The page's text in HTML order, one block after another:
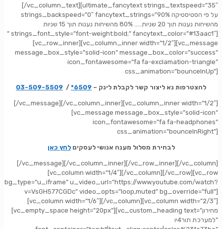
[/vc_column_text][ultimate_fancytext strings_textspeed=”35″
strings_backspeed=”0″ fancytext_strings=”על פי הסטיסטיקה 90%
מהשיחות נענות תוך 20 שניות….. 80% מהשיחות נענות תוך 15 שניות
” strings_font_style=”font-weight:bold;” fancytext_color=”#13aac1″]
[vc_row_inner][vc_column_inner width=”1/2″][vc_message
message_box_style=”solid-icon” message_box_color=”success”
icon_fontawesome=”fa fa-exclamation-triangle”
css_animation=”bounceInUp”]
להצטרפות נא ליצור קשר לקבלת לינק – 6509*
/
03-509-5509
[/vc_message][/vc_column_inner][vc_column_inner width=”1/2″]
[vc_message message_box_style=”solid-icon”
icon_fontawesome=”fa fa-headphones”
css_animation=”bounceInRight”]
לבחירת מסלול מענה אנושי לעסקיםלחץ כאן
[/vc_message][/vc_column_inner][/vc_row_inner][/vc_column]
[vc_column width=”1/4″][/vc_column][/vc_row][vc_row
bg_type=”u_iframe” u_video_url=”https://www.youtube.com/watch?
v=VsGH577CGDc” video_opts=”loop,muted” bg_override=”full”]
[vc_column width=”1/6″][/vc_column][vc_column width=”2/3″]
[vc_empty_space height=”20px”][vc_custom_heading text=”מחירון
למערכת תור4יו”